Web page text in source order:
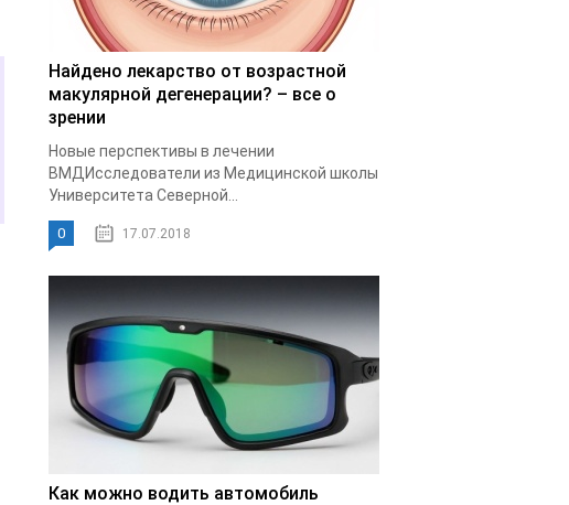
Найдено лекарство от возрастной
макулярной дегенерации? – все о
зрении
Новые перспективы в лечении
ВМДИсследователи из Медицинской школы
Университета Северной...
0 17.07.2018
Как можно водить автомобиль